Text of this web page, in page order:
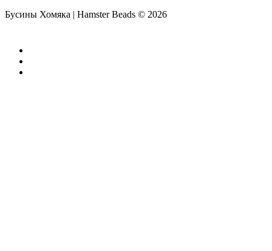
Бусины Хомяка | Hamster Beads © 2026